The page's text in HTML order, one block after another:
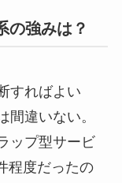
の強みは？
すればよい
間違いない。
ップ型サービ
程度だったの